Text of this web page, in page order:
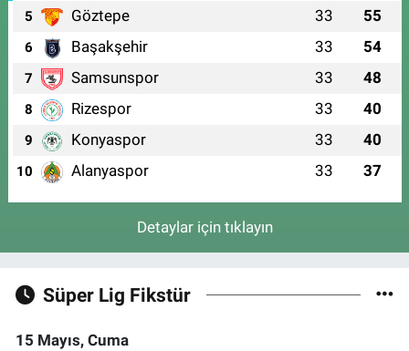
5 Göztepe 33 55
6 Başakşehir 33 54
7 Samsunspor 33 48
8 Rizespor 33 40
9 Konyaspor 33 40
10 Alanyaspor 33 37
Detaylar için tıklayın
Süper Lig Fikstür
15 Mayıs, Cuma